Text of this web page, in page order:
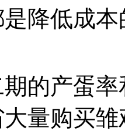
降低成
产蛋率
量购买